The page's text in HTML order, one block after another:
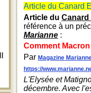
Article du Canard
Article du Canard
référence à un
Marianne :
Comment
Par Magazine
https://
L'Elysée et
décembre. Avec